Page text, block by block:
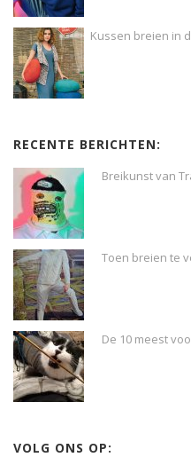
Kussen breien in
RECENTE BERICHTEN:
Breikunst van
Toen breien te
De 10 meest
VOLG ONS OP: